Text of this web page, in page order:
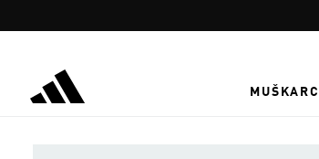
MUŠKARCI